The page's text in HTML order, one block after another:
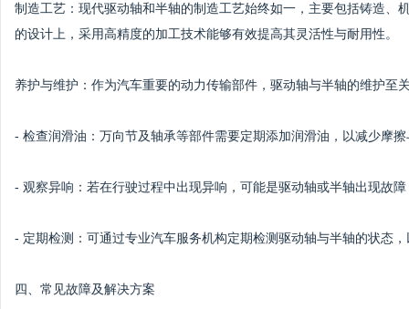
制造工艺：现代驱动轴和半轴的制造工艺始终如一，主要包括铸造、
的设计上，采用高精度的加工技术能够有效提高其灵活性与耐用性。
养护与维护：作为汽车重要的动力传输部件，驱动轴与半轴的维护至
- 检查润滑油：万向节及轴承等部件需要定期添加润滑油，以减少摩
- 观察异响：若在行驶过程中出现异响，可能是驱动轴或半轴出现故
- 定期检测：可通过专业汽车服务机构定期检测驱动轴与半轴的状态
四、常见故障及解决方案